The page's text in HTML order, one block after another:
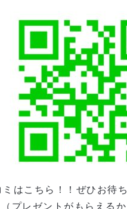
ミはこちら！！ぜひお待
（プレゼントがもらえる